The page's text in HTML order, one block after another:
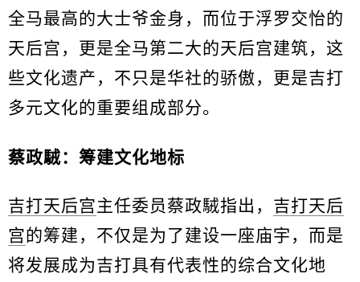
全马最高的大士爷金身，而位于浮罗交怡的
天后宫，更是全马第二大的天后宫建筑，这
些文化遗产，不只是华社的骄傲，更是吉打
多元文化的重要组成部分。
蔡政駥：筹建文化地标
吉打天后宫主任委员蔡政駥指出， 吉打天后
宫的筹建，不仅是为了建设一座庙宇，而是
将发展成为吉打具有代表性的综合文化地